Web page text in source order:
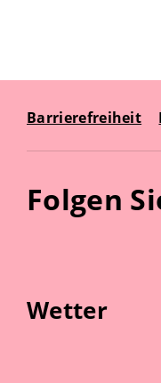
Barrierefreiheit
Folgen
Wetter